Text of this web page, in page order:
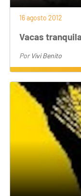
16 agosto 2012
Vacas
Por Vivi Benito